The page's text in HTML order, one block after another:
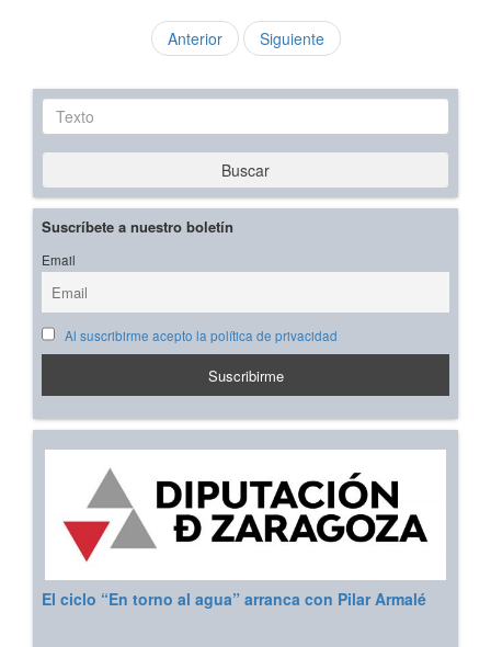
Anterior Siguiente
Texto
Buscar
Suscríbete a nuestro boletín
Email
Al suscribirme acepto la política de privacidad
El ciclo “En torno al agua” arranca con Pilar Armalé